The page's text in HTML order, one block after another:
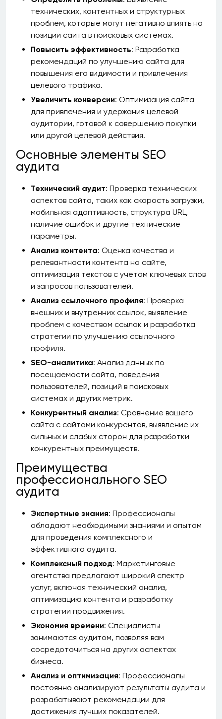
технических, контентных и структурных
проблем, которые могут негативно влиять на
позиции сайта в поисковых системах.
Повысить эффективность: Разработка
рекомендаций по улучшению сайта для
повышения его видимости и привлечения
целевого трафика.
Увеличить конверсии: Оптимизация сайта
для привлечения и удержания целевой
аудитории, готовой к совершению покупки
или другой целевой действия.
Основные элементы SEO
аудита
Технический аудит: Проверка технических
аспектов сайта, таких как скорость загрузки,
мобильная адаптивность, структура URL,
наличие ошибок и другие технические
параметры.
Анализ контента: Оценка качества и
релевантности контента на сайте,
оптимизация текстов с учетом ключевых слов
и запросов пользователей.
Анализ ссылочного профиля: Проверка
внешних и внутренних ссылок, выявление
проблем с качеством ссылок и разработка
стратегии по улучшению ссылочного
профиля.
SEO-аналитика: Анализ данных по
посещаемости сайта, поведения
пользователей, позиций в поисковых
системах и других метрик.
Конкурентный анализ: Сравнение вашего
сайта с сайтами конкурентов, выявление их
сильных и слабых сторон для разработки
конкурентных преимуществ.
Преимущества
профессионального SEO
аудита
Экспертные знания: Профессионалы
обладают необходимыми знаниями и опытом
для проведения комплексного и
эффективного аудита.
Комплексный подход: Маркетинговые
агентства предлагают широкий спектр
услуг, включая технический анализ,
оптимизацию контента и разработку
стратегии продвижения.
Экономия времени: Специалисты
занимаются аудитом, позволяя вам
сосредоточиться на других аспектах
бизнеса.
Анализ и оптимизация: Профессионалы
постоянно анализируют результаты аудита и
разрабатывают рекомендации для
достижения лучших показателей.